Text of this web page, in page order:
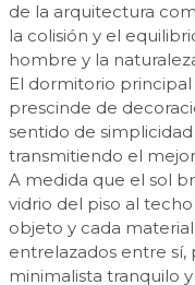
de la arquitectura
la colisión y el
hombre y la
El dormitorio
prescinde de
sentido de
transmitiendo el
A medida que el sol
vidrio del piso al
objeto y cada
entrelazados entre
minimalista tranquilo